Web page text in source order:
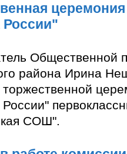
Общественной
района Ирина
торжественной
России"
СОШ".